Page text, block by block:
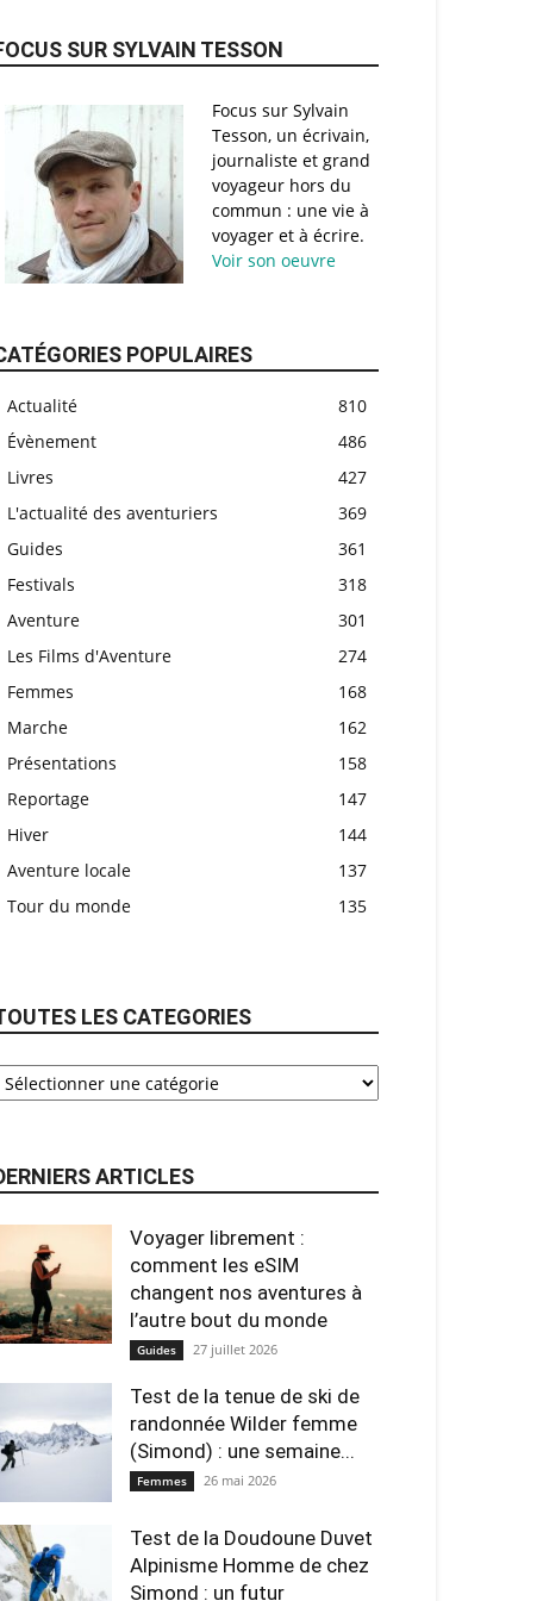
SUR SYLVAIN TESSON
Focus sur Sylvain
Tesson, un écrivain,
journaliste et grand
voyageur hors du
commun : une vie à
voyager et à écrire.
Voir son oeuvre
POPULAIRES
Actualité
810
Évènement
486
Livres
427
L'actualité des aventuriers
369
Guides
361
Festivals
318
Aventure
301
Les Films d'Aventure
274
Femmes
168
Marche
162
Présentations
158
Reportage
147
Hiver
144
Aventure locale
137
Tour du monde
135
LES CATEGORIES
ARTICLES
Voyager librement :
comment les eSIM
changent nos aventures à
l’autre bout du monde
Guides 27 juillet 2026
Test de la tenue de ski de
randonnée Wilder femme
(Simond) : une semaine...
Femmes 26 mai 2026
Test de la Doudoune Duvet
Alpinisme Homme de chez
Simond : un futur